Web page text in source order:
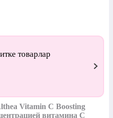
товарлар
Vitamin C Boosting
витамина C